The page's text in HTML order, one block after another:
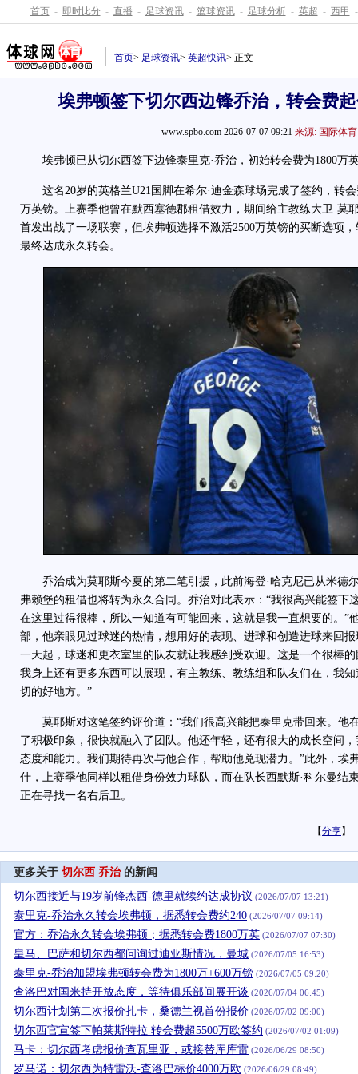
首页 - 即时比分 - 直播 - 足球资讯 - 篮球资讯 - 足球分析 - 英超 - 西甲 -
首页> 足球资讯> 英超快讯> 正文
埃弗顿签下切尔西边锋乔治，转会费
www.spbo.com 2026-07-07 09:21 来源: 国际体育
埃弗顿已从切尔西签下边锋泰里克·乔治，初始转会费为1800万
这名20岁的英格兰U21国脚在希尔·迪金森球场完成了签约，转会
万英镑。上赛季他曾在默西塞德郡租借效力，期间给主教练大卫·莫
首发出战了一场联赛，但埃弗顿选择不激活2500万英镑的买断选项
最终达成永久转会。
乔治成为莫耶斯今夏的第二笔引援，此前海登·哈克尼已从米德
弗赖堡的租借也将转为永久合同。乔治对此表示：“我很高兴能签下
在这里过得很棒，所以一知道有可能回来，这就是我一直想要的。”
部，他亲眼见过球迷的热情，想用好的表现、进球和创造进球来回
一天起，球迷和更衣室里的队友就让我感到受欢迎。这是一个很棒
我身上还有更多东西可以展现，有主教练、教练组和队友们在，我
切的好地方。”
莫耶斯对这笔签约评价道：“我们很高兴能把泰里克带回来。他
了积极印象，很快就融入了团队。他还年轻，还有很大的成长空间
态度和能力。我们期待再次与他合作，帮助他兑现潜力。”此外，埃
什，上赛季他同样以租借身份效力球队，而在队长西默斯·科尔曼结
正在寻找一名右后卫。
【分享】
更多关于 切尔西 乔治的新闻
切尔西接近与19岁前锋杰西-德里就续约达成协议 (2026/07/07 13:21)
泰里克-乔治永久转会埃弗顿，据悉转会费约240 (2026/07/07 09:14)
官方：乔治永久转会埃弗顿；据悉转会费1800万英 (2026/07/07 07:30)
皇马、巴萨和切尔西都问询过迪亚斯情况，曼城 (2026/07/05 16:53)
泰里克-乔治加盟埃弗顿转会费为1800万+600万镑 (2026/07/05 09:20)
查洛巴对国米持开放态度，等待俱乐部间展开谈 (2026/07/04 06:45)
切尔西计划第二次报价扎卡，桑德兰视首份报价 (2026/07/02 09:00)
切尔西官宣签下帕莱斯特拉 转会费超5500万欧签约 (2026/07/02 01:09)
马卡：切尔西考虑报价查瓦里亚，或接替库库雷 (2026/06/29 08:50)
罗马诺：切尔西为特雷沃-查洛巴标价4000万欧 (2026/06/29 08:49)